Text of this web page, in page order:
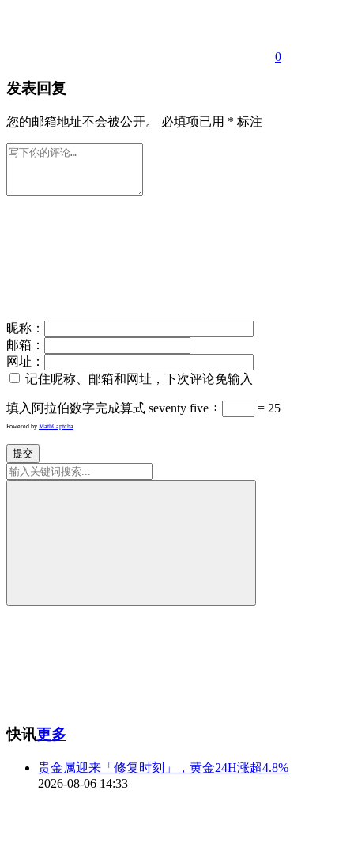
0
发表回复
您的邮箱地址不会被公开。 必填项已用 * 标注
昵称：
邮箱：
网址：
记住昵称、邮箱和网址，下次评论免输入
填入阿拉伯数字完成算式 seventy five ÷ = 25
Powered by MathCaptcha
提交
快讯更多
贵金属迎来「修复时刻」，黄金24H涨超4.8%
2026-08-06 14:33